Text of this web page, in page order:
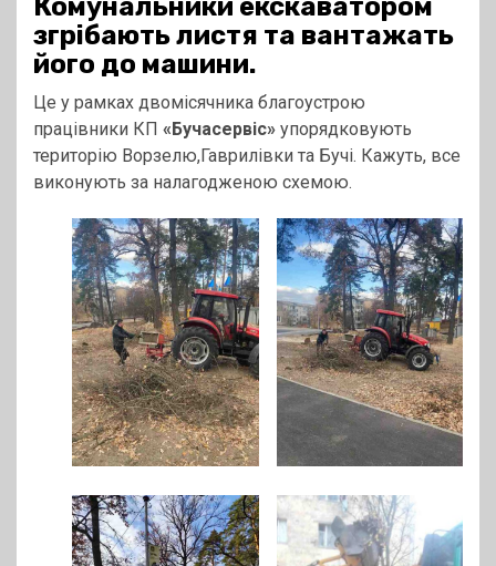
Комунальники екскаватором
згрібають листя та вантажать
його до машини.
Це у рамках двомісячника благоустрою
працівники КП «Бучасервіс» упорядковують
територію Ворзелю,Гаврилівки та Бучі. Кажуть, все
виконують за налагодженою схемою.